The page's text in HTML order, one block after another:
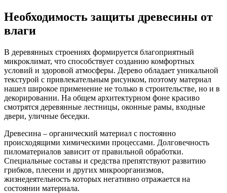
Необходимость защиты древесины от
влаги
В деревянных строениях формируется благоприятный
микроклимат, что способствует созданию комфортных
условий и здоровой атмосферы. Дерево обладает уникальной
текстурой с привлекательным рисунком, поэтому материал
нашел широкое применение не только в строительстве, но и в
декорировании. На общем архитектурном фоне красиво
смотрятся деревянные лестницы, оконные рамы, входные
двери, уличные беседки.
Древесина – органический материал с постоянно
происходящими химическими процессами. Долговечность
пиломатериалов зависит от правильной обработки.
Специальные составы и средства препятствуют развитию
грибков, плесени и других микроорганизмов,
жизнедеятельность которых негативно отражается на
состоянии материала.